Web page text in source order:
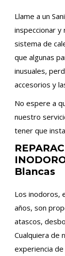
Llame a un
inspeccionar y
sistema de
que algunas
inusuales,
accesorios y
No espere a
nuestro
tener que
Blancas
Los inodoros,
años, son
atascos,
Cualquiera de
experiencia